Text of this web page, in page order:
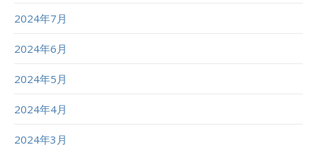
2024年7月
2024年6月
2024年5月
2024年4月
2024年3月